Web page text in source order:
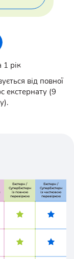
рік
від повної
екстернату (9
Екстерн /
СуперЕкстерн
із повною
перевіркою
Екстерн /
СуперЕкстерн
із частковою
перевіркою